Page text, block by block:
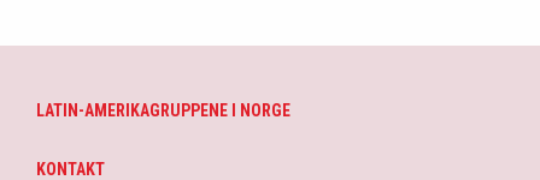
LATIN-AMERIKAGRUPPENE I NORGE
KONTAKT